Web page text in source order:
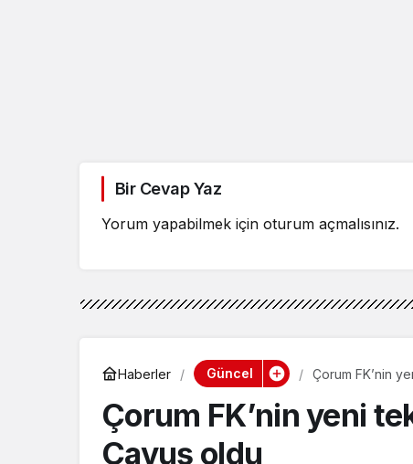
Bir Cevap Yaz
Yorum yapabilmek için oturum açmalısınız.
Haberler Güncel Çorum FK’nin
Çorum FK’nin yeni
Çavuş oldu